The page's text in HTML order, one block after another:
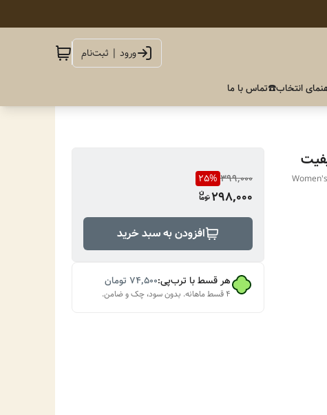
ورود | ثبت‌نام
انتخاب☎️تماس با ما
399,000
25%
298,000
افزودن به سبد خرید
هر قسط با ترب‌پی:۷۴٬۵۰۰ تومان
۴ قسط ماهانه. بدون سود، چک و ضامن.